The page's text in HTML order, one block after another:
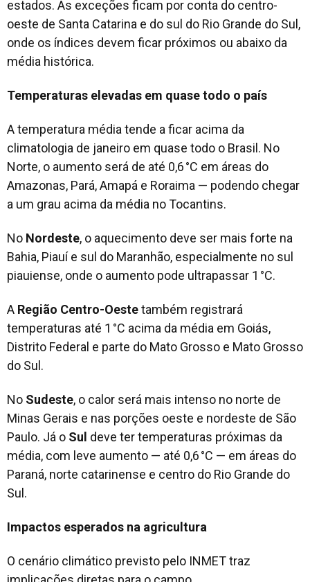
estados. As exceções ficam por conta do centro-
oeste de Santa Catarina e do sul do Rio Grande do Sul,
onde os índices devem ficar próximos ou abaixo da
média histórica.
Temperaturas elevadas em quase todo o país
A temperatura média tende a ficar acima da
climatologia de janeiro em quase todo o Brasil. No
Norte, o aumento será de até 0,6 °C em áreas do
Amazonas, Pará, Amapá e Roraima — podendo chegar
a um grau acima da média no Tocantins.
No Nordeste, o aquecimento deve ser mais forte na
Bahia, Piauí e sul do Maranhão, especialmente no sul
piauiense, onde o aumento pode ultrapassar 1 °C.
A Região Centro-Oestetambém registrará
temperaturas até 1 °C acima da média em Goiás,
Distrito Federal e parte do Mato Grosso e Mato Grosso
do Sul.
No Sudeste, o calor será mais intenso no norte de
Minas Gerais e nas porções oeste e nordeste de São
Paulo. Já o Sul deve ter temperaturas próximas da
média, com leve aumento — até 0,6 °C — em áreas do
Paraná, norte catarinense e centro do Rio Grande do
Sul.
Impactos esperados na agricultura
O cenário climático previsto pelo INMET traz